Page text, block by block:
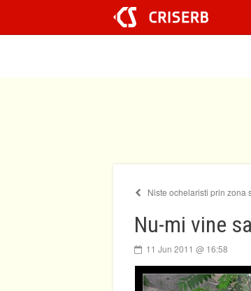
conținut
Niste ochelaristi prin zona
Nu-mi vine
11 Jun 2011 @ 16:58